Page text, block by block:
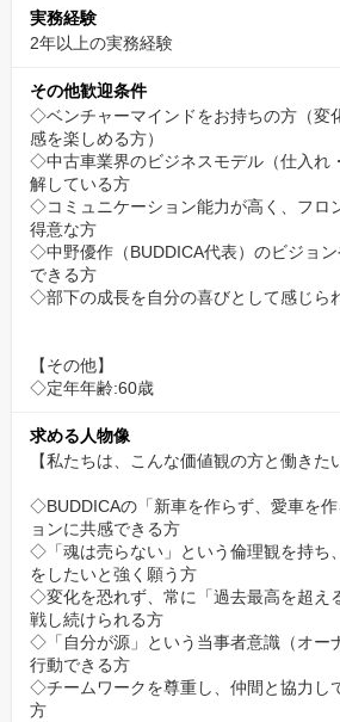
実務経験
2年以上の実務経験
その他歓迎条件
◇ベンチャーマインドをお持ちの方（変
感を楽しめる方）
◇中古車業界のビジネスモデル（仕入れ
解している方
◇コミュニケーション能力が高く、フロ
得意な方
◇中野優作（BUDDICA代表）のビジョ
できる方
◇部下の成長を自分の喜びとして感じら
【その他】
◇定年年齢:60歳
求める人物像
【私たちは、こんな価値観の方と働きた
◇BUDDICAの「新車を作らず、愛車を
ョンに共感できる方
◇「魂は売らない」という倫理観を持ち
をしたいと強く願う方
◇変化を恐れず、常に「過去最高を超え
戦し続けられる方
◇「自分が源」という当事者意識（オー
行動できる方
◇チームワークを尊重し、仲間と協力し
方